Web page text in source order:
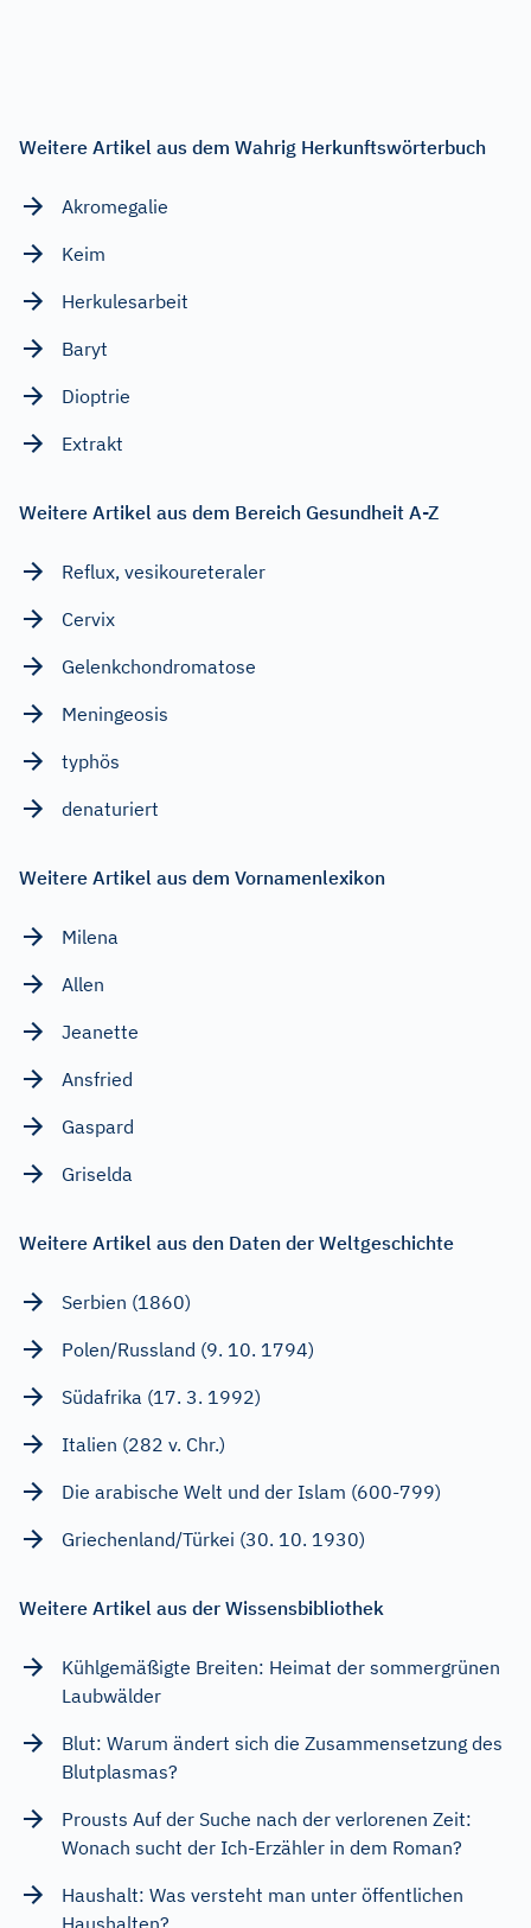
Weitere Artikel aus dem Wahrig Herkunftswörterbuch
Akromegalie
Keim
Herkulesarbeit
Baryt
Dioptrie
Extrakt
Weitere Artikel aus dem Bereich Gesundheit A-Z
Reflux, vesikoureteraler
Cervix
Gelenkchondromatose
Meningeosis
typhös
denaturiert
Weitere Artikel aus dem Vornamenlexikon
Milena
Allen
Jeanette
Ansfried
Gaspard
Griselda
Weitere Artikel aus den Daten der Weltgeschichte
Serbien (1860)
Polen/Russland (9. 10. 1794)
Südafrika (17. 3. 1992)
Italien (282 v. Chr.)
Die arabische Welt und der Islam (600-799)
Griechenland/Türkei (30. 10. 1930)
Weitere Artikel aus der Wissensbibliothek
Kühlgemäßigte Breiten: Heimat der sommergrünen
Laubwälder
Blut: Warum ändert sich die Zusammensetzung des
Blutplasmas?
Prousts Auf der Suche nach der verlorenen Zeit:
Wonach sucht der Ich-Erzähler in dem Roman?
Haushalt: Was versteht man unter öffentlichen
Haushalten?